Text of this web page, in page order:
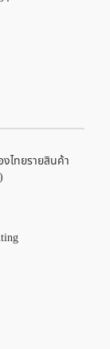
ไทยรายสินค้า